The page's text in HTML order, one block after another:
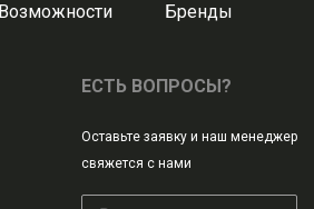
Возможности Бренды
ЕСТЬ ВОПРОСЫ?
Оставьте заявку и наш менеджер
свяжется с нами